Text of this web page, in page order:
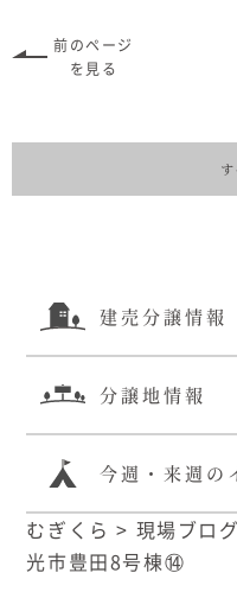
前のページ
を見る
建売分譲情報
分譲地情報
今週・来週の
むぎくら > 現場ブログ
光市豊田8号棟⑭